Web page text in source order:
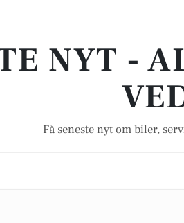
NYT -
Få seneste nyt om biler,